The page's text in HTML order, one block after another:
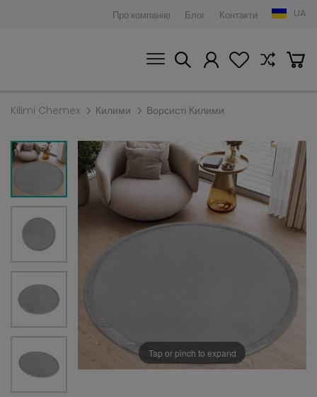
Про компанію Блог Контакти UA
Kilimi Chemex Килими Ворсисті Килими
Tap or pinch to expand